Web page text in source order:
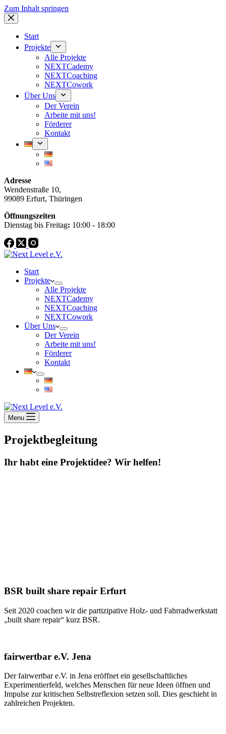
Zum Inhalt springen
Start
Projekte
Alle Projekte
NEXTCademy
NEXTCoaching
NEXTCowork
Über Uns
Der Verein
Arbeite mit uns!
Förderer
Kontakt
Adresse
Wendenstraße 10,
99089 Erfurt, Thüringen
Öffnungszeiten
Dienstag bis Freitag: 10:00 - 18:00
Start
Projekte
Alle Projekte
NEXTCademy
NEXTCoaching
NEXTCowork
Über Uns
Der Verein
Arbeite mit uns!
Förderer
Kontakt
Menu
Projektbegleitung
Ihr habt eine Projektidee? Wir helfen!
BSR built share repair Erfurt
Seit 2020 coachen wir die partizipative Holz- und Fahrradwerkstatt
„built share repair“ kurz BSR.
fairwertbar e.V. Jena
Der fairwertbar e.V. in Jena eröffnet ein gesellschaftliches
Experimentierfeld, welches Menschen für neue Ideen öffnen und
Impulse zur kritischen Selbstreflexion setzen soll. Dies geschieht in
zahlreichen Projekten.